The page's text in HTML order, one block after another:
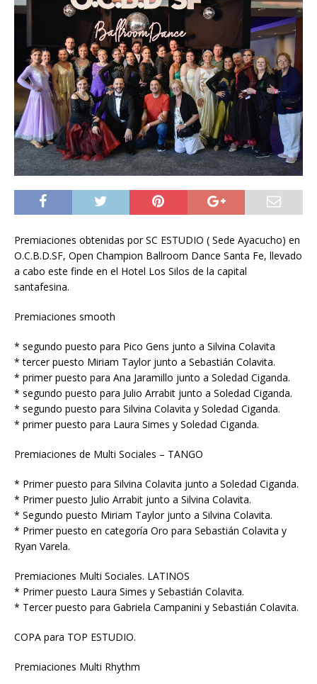
Premiaciones obtenidas por SC ESTUDIO ( Sede Ayacucho) en
O.C.B.D.SF, Open Champion Ballroom Dance Santa Fe, llevado
a cabo este finde en el Hotel Los Silos de la capital
santafesina.
Premiaciones smooth
* segundo puesto para Pico Gens junto a Silvina Colavita
* tercer puesto Miriam Taylor junto a Sebastián Colavita.
* primer puesto para Ana Jaramillo junto a Soledad Ciganda.
* segundo puesto para Julio Arrabit junto a Soledad Ciganda.
* segundo puesto para Silvina Colavita y Soledad Ciganda.
* primer puesto para Laura Simes y Soledad Ciganda.
Premiaciones de Multi Sociales – TANGO
* Primer puesto para Silvina Colavita junto a Soledad Ciganda.
* Primer puesto Julio Arrabit junto a Silvina Colavita.
* Segundo puesto Miriam Taylor junto a Silvina Colavita.
* Primer puesto en categoría Oro para Sebastián Colavita y
Ryan Varela.
Premiaciones Multi Sociales. LATINOS
* Primer puesto Laura Simes y Sebastián Colavita.
* Tercer puesto para Gabriela Campanini y Sebastián Colavita.
COPA para TOP ESTUDIO.
Premiaciones Multi Rhythm